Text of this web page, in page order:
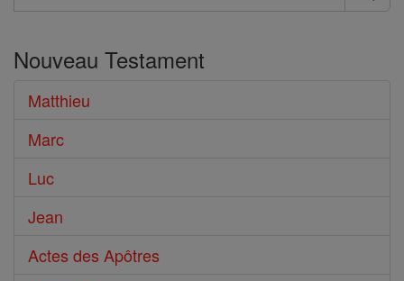
Rechercher
le
Bible
Nouveau Testament
Matthieu
Marc
Luc
Jean
Actes des Apôtres